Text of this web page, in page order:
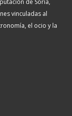
de Soria,
vinculadas al
el ocio y la